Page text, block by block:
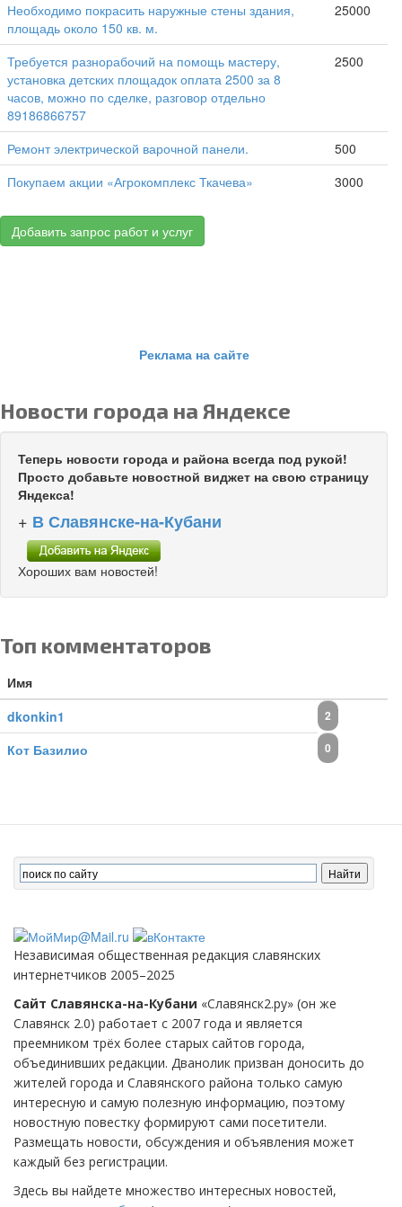
Необходимо покрасить наружные стены здания,
площадь около 150 кв. м.
25000
Требуется разнорабочий на помощь мастеру,
установка детских площадок оплата 2500 за 8
часов, можно по сделке, разговор отдельно
89186866757
2500
Ремонт электрической варочной панели.
500
Покупаем акции «Агрокомплекс Ткачева»
3000
Добавить запрос работ и услуг
Реклама на сайте
Новости города на Яндексе
Теперь новости города и района всегда под рукой!
Просто добавьте новостной виджет на свою страницу
Яндекса!
+ В Славянске-на-Кубани
Хороших вам новостей!
Топ комментаторов
Имя
dkonkin1
2
Кот Базилио 0
Независимая общественная редакция славянских
интернетчиков 2005–2025
Сайт Славянска-на-Кубани «Славянск2.ру» (он же
Славянск 2.0) работает с 2007 года и является
преемником трёх более старых сайтов города,
объединивших редакции. Дванолик призван доносить до
жителей города и Славянского района только самую
интересную и самую полезную информацию, поэтому
новостную повестку формируют сами посетители.
Размещать новости, обсуждения и объявления может
каждый без регистрации.
Здесь вы найдете множество интересных новостей,